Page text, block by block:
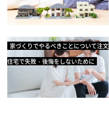
家づくりでやるべきことについて注文
住宅で失敗・後悔をしないために